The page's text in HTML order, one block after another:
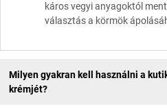
káros vegyi anyagoktól
választás a körmök
Milyen gyakran kell használni a
krémjét?